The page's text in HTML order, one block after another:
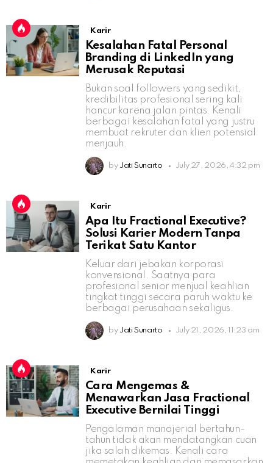
Karir
Kesalahan Fatal Personal
Branding di LinkedIn yang
Merusak Reputasi
Bukan soal followers yang sedikit,
kredibilitas profesional sering kali
hancur karena jalan pintas. Kenali
berbagai kesalahan fatal yang justru
membuat rekruter dan klien potensial
menjauh.
by Jati Sunarto July 27, 2026, 4:32 pm
Karir
Apa Itu Fractional Executive?
Solusi Karier Modern Tanpa
Terikat Satu Kantor
Keluar dari jebakan korporasi
konvensional. Saatnya para
profesional senior menjual keahlian
tingkat tinggi secara paruh waktu ke
berbagai perusahaan sekaligus.
by Jati Sunarto July 21, 2026, 11:23 am
Karir
Cara Mengemas &
Menawarkan Jasa Fractional
Executive Bernilai Tinggi
Pengalaman manajerial bertahun-
tahun tidak akan mendatangkan cuan
jika salah dikemas. Kenali cara